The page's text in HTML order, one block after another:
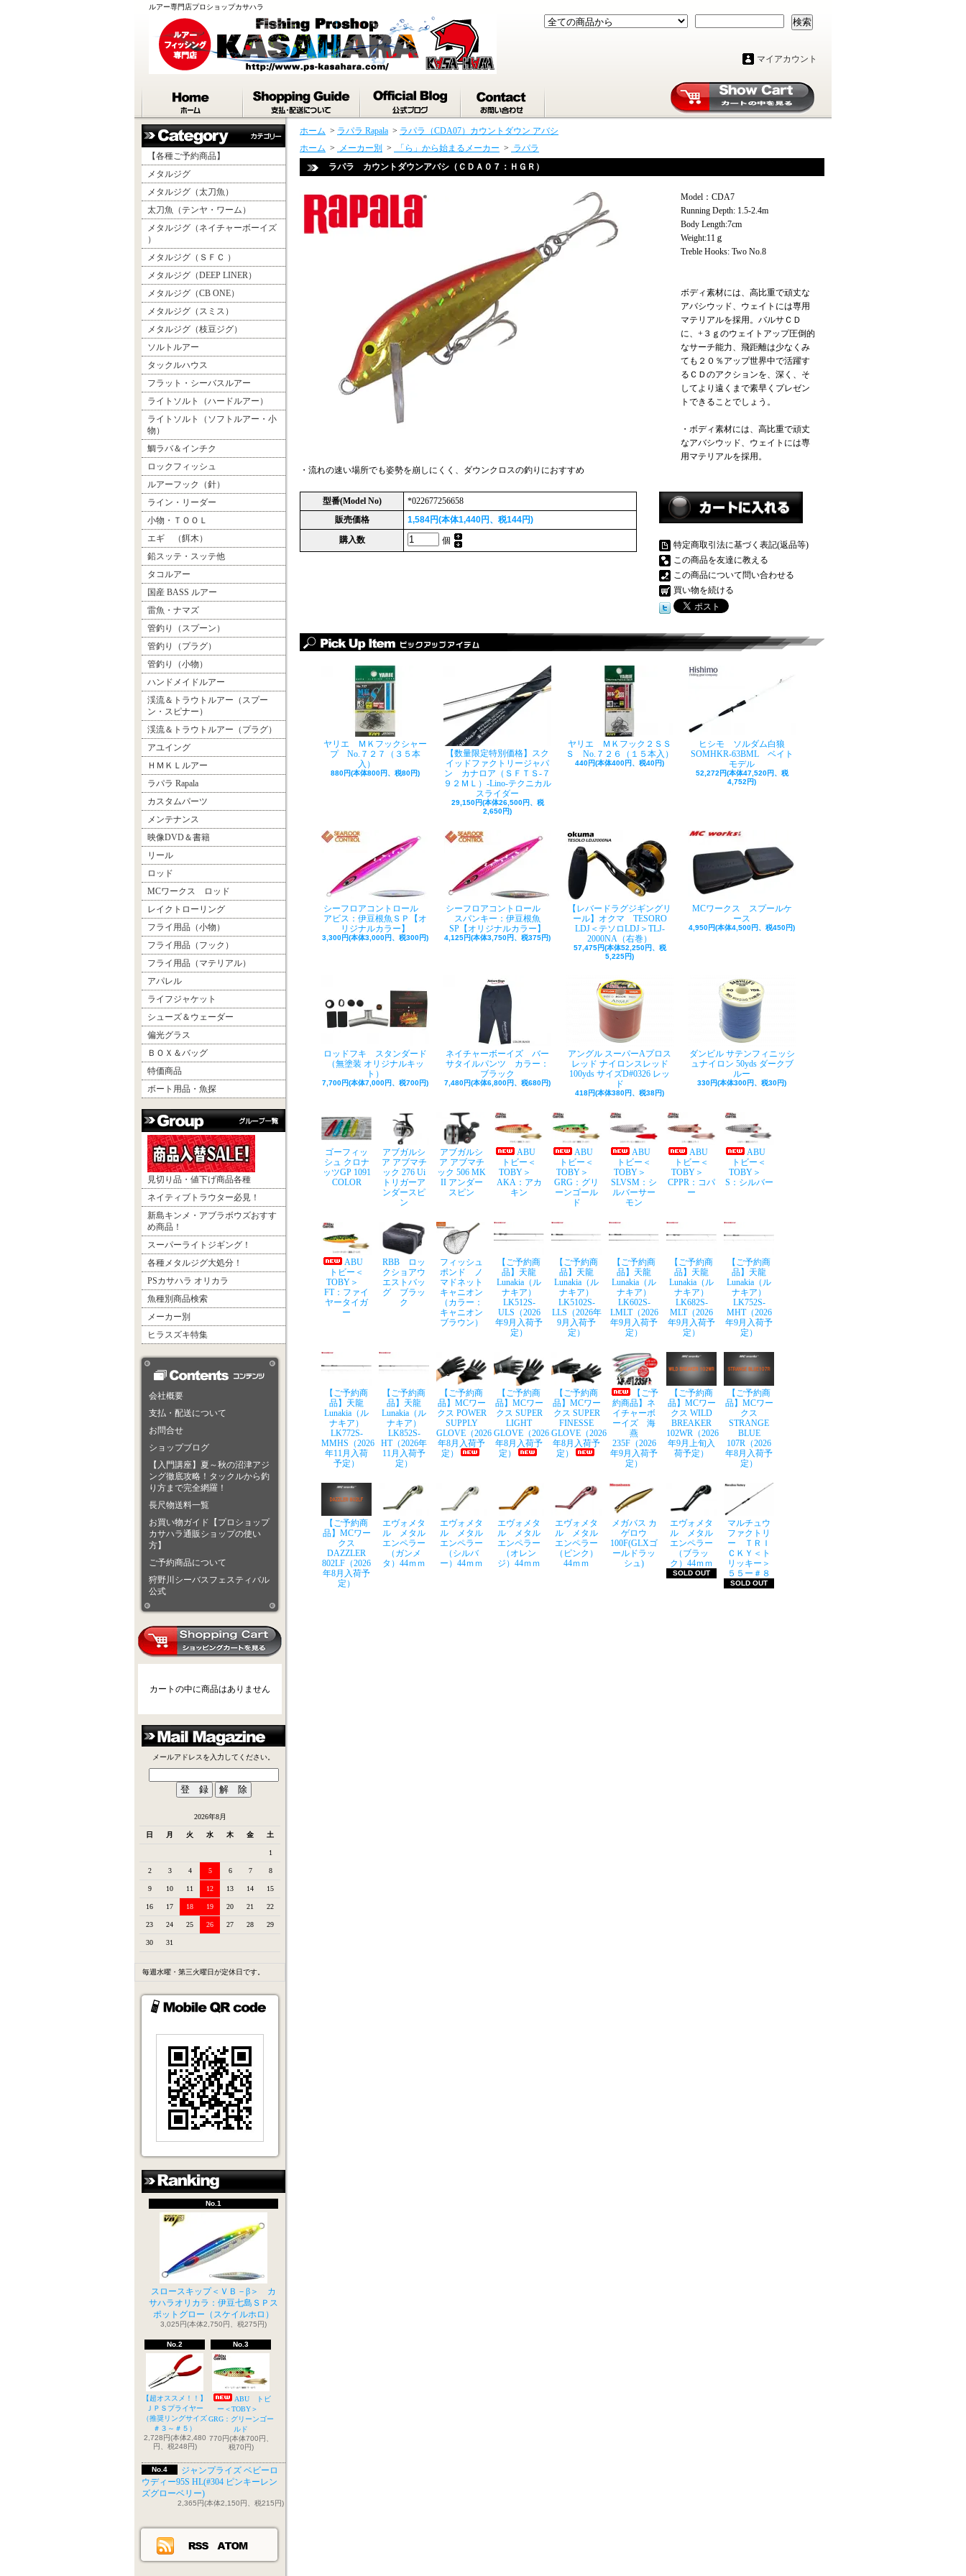
ルアー専門店プロショップカサハラ
検索
マイアカウント
【各種ご予約商品】
メタルジグ
メタルジグ（太刀魚）
太刀魚（テンヤ・ワーム）
メタルジグ（ネイチャーボーイズ
）
メタルジグ（ＳＦＣ ）
メタルジグ（DEEP LINER）
メタルジグ（CB ONE）
メタルジグ（スミス）
メタルジグ（枝豆ジグ）
ソルトルアー
タックルハウス
フラット・シーバスルアー
ライトソルト（ハードルアー）
ライトソルト（ソフトルアー・小
物）
鯛ラバ＆インチク
ロックフィッシュ
ルアーフック（針）
ライン・リーダー
小物・ＴＯＯＬ
エギ （餌木）
鉛スッテ・スッテ他
タコルアー
国産 BASS ルアー
雷魚・ナマズ
管釣り（スプーン）
管釣り（プラグ）
管釣り（小物）
ハンドメイドルアー
渓流＆トラウトルアー（スプー
ン・スピナー）
渓流＆トラウトルアー（プラグ）
アユイング
ＨＭＫＬルアー
ラパラ Rapala
カスタムパーツ
メンテナンス
映像DVD＆書籍
リール
ロッド
MCワークス ロッド
レイクトローリング
フライ用品（小物）
フライ用品（フック）
フライ用品（マテリアル）
アパレル
ライフジャケット
シューズ＆ウェーダー
偏光グラス
ＢＯＸ＆バッグ
特価商品
ボート用品・魚探
見切り品・値下げ商品各種
ネイティブトラウター必見！
新島キンメ・アブラボウズおすす
め商品！
スーパーライトジギング！
各種メタルジグ大処分！
PSカサハラ オリカラ
魚種別商品検索
メーカー別
ヒラスズキ特集
会社概要
支払・配送について
お問合せ
ショップブログ
【入門講座】夏～秋の沼津アジ
ング徹底攻略！タックルから釣
り方まで完全網羅！
長尺物送料一覧
お買い物ガイド【プロショップ
カサハラ通販ショップの使い
方】
ご予約商品について
狩野川シーバスフェスティバル
公式
カートの中に商品はありません
メールアドレスを入力してください。
2026年8月
日 月 火 水 木 金 土
1
2 3 4 5 6 7 8
9 10 11 12 13 14 15
16 17 18 19 20 21 22
23 24 25 26 27 28 29
30 31
毎週水曜・第三火曜日が定休日です。
No.1
スロースキップ＜ＶＢ－β＞ カ
サハラオリカラ：伊豆七島ＳＰス
ポットグロー（スケイルホロ）
3,025円(本体2,750円、税275円)
No.2
【超オススメ！！】
ＪＰＳプライヤー
（推奨リングサイズ
＃３～＃５）
2,728円(本体2,480
円、税248円)
No.3
ABU トビ
ー＜TOBY＞
GRG：グリーンゴー
ルド
770円(本体700円、
税70円)
No.4
ジャンプライズ ベビーロ
ウディー95S HL(#304 ピンキーレン
ズグローベリー)
2,365円(本体2,150円、税215円)
ホーム > ラパラ Rapala > ラパラ（CDA07）カウントダウン アバシ
ホーム > メーカー別 > 「ら」から始まるメーカー > ラパラ
ラパラ カウントダウンアバシ（ＣＤＡ０７：ＨＧＲ）
Model：CDA7
Running Depth: 1.5-2.4m
Body Length:7cm
Weight:11ｇ
Treble Hooks: Two No.8
ボディ素材には、高比重で頑丈な
アバシウッド、ウェイトには専用
マテリアルを採用。バルサＣＤ
に、+３ｇのウェイトアップ圧倒的
なサーチ能力、飛距離は少なくみ
ても２０％アップ世界中で活躍す
るＣＤのアクションを、深く、そ
してより遠くまで素早くプレゼン
トできることでしょう。
・ボディ素材には、高比重で頑丈
なアバシウッド、ウェイトには専
用マテリアルを採用。
・流れの速い場所でも姿勢を崩しにくく、ダウンクロスの釣りにおすすめ
型番(Model No)
*022677256658
販売価格
1,584円(本体1,440円、税144円)
購入数
個
特定商取引法に基づく表記(返品等)
この商品を友達に教える
この商品について問い合わせる
買い物を続ける
ヤリエ ＭＫフックシャー
プ No.７２７（３５本
入）
880円(本体800円、税80円)
【数量限定特別価格】スク
イッドファクトリージャパ
ン カナロア（ＳＦＴＳ-７
９２ＭＬ）-Lino-テクニカル
スライダー
29,150円(本体26,500円、税
2,650円)
ヤリエ ＭＫフック２ＳＳ
Ｓ No.７２６（１５本入）
440円(本体400円、税40円)
ヒシモ ソルダム白狼
SOMHKR-63BML ベイト
モデル
52,272円(本体47,520円、税
4,752円)
シーフロアコントロール
アビス：伊豆根魚ＳＰ【オ
リジナルカラー】
3,300円(本体3,000円、税300円)
シーフロアコントロール
スパンキー：伊豆根魚
SP【オリジナルカラー】
4,125円(本体3,750円、税375円)
【レバードラグジギングリ
ール】オクマ TESORO
LDJ＜テソロLDJ＞TLJ-
2000NA（右巻）
57,475円(本体52,250円、税
5,225円)
MCワークス スプールケ
ース
4,950円(本体4,500円、税450円)
ロッドフキ スタンダード
（無塗装 オリジナルキッ
ト）
7,700円(本体7,000円、税700円)
ネイチャーボーイズ バー
サタイルパンツ カラー：
ブラック
7,480円(本体6,800円、税680円)
アングル スーパーAプロス
レッド ナイロンスレッド
100yds サイズD#0326 レッ
ド
418円(本体380円、税38円)
ダンビル サテンフィニッシ
ュナイロン 50yds ダークブ
ルー
330円(本体300円、税30円)
ゴーフィッ
シュ クロナ
ッツGP 1091
COLOR
アブガルシ
ア アブマチ
ック 276 Ui
トリガーア
ンダースピ
ン
アブガルシ
ア アブマチ
ック 506 MK
II アンダー
スピン
ABU
トビー＜
TOBY＞
AKA：アカ
キン
ABU
トビー＜
TOBY＞
GRG：グリ
ーンゴール
ド
ABU
トビー＜
TOBY＞
SLVSM：シ
ルバーサー
モン
ABU
トビー＜
TOBY＞
CPPR：コパ
ー
ABU
トビー＜
TOBY＞
S：シルバー
ABU
トビー＜
TOBY＞
FT：ファイ
ヤータイガ
ー
RBB ロッ
クショアウ
エストバッ
グ ブラッ
ク
フィッシュ
ポンド ノ
マドネット
キャニオン
（カラー：
キャニオン
ブラウン）
【ご予約商
品】天龍
Lunakia（ル
ナキア）
LK512S-
ULS（2026
年9月入荷予
定）
【ご予約商
品】天龍
Lunakia（ル
ナキア）
LK5102S-
LLS（2026年
9月入荷予
定）
【ご予約商
品】天龍
Lunakia（ル
ナキア）
LK602S-
LMLT（2026
年9月入荷予
定）
【ご予約商
品】天龍
Lunakia（ル
ナキア）
LK682S-
MLT（2026
年9月入荷予
定）
【ご予約商
品】天龍
Lunakia（ル
ナキア）
LK752S-
MHT（2026
年9月入荷予
定）
【ご予約商
品】天龍
Lunakia（ル
ナキア）
LK772S-
MMHS（2026
年11月入荷
予定）
【ご予約商
品】天龍
Lunakia（ル
ナキア）
LK852S-
HT（2026年
11月入荷予
定）
【ご予約商
品】MCワー
クス POWER
SUPPLY
GLOVE（2026
年8月入荷予
定）
【ご予約商
品】MCワー
クス SUPER
LIGHT
GLOVE（2026
年8月入荷予
定）
【ご予約商
品】MCワー
クス SUPER
FINESSE
GLOVE（2026
年8月入荷予
定）
【ご予
約商品】ネ
イチャーボ
ーイズ 海
燕
235F（2026
年9月入荷予
定）
【ご予約商
品】MCワー
クス WILD
BREAKER
102WR（2026
年9月上旬入
荷予定）
【ご予約商
品】MCワー
クス
STRANGE
BLUE
107R（2026
年8月入荷予
定）
【ご予約商
品】MCワー
クス
DAZZLER
802LF（2026
年8月入荷予
定）
エヴォメタ
ル メタル
エンペラー
（ガンメ
タ）44ｍｍ
エヴォメタ
ル メタル
エンペラー
（シルバ
ー）44ｍｍ
エヴォメタ
ル メタル
エンペラー
（オレン
ジ）44ｍｍ
エヴォメタ
ル メタル
エンペラー
（ピンク）
44ｍｍ
メガバス カ
ゲロウ
100F(GLXゴ
ールドラッ
シュ)
エヴォメタ
ル メタル
エンペラー
（ブラッ
ク）44ｍｍ
SOLD OUT
マルチュウ
ファクトリ
ー ＴＲＩ
ＣＫＹ＜ト
リッキー＞
５５ー＃８
SOLD OUT